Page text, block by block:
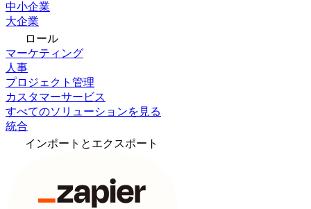
中小企業
大企業
ロール
マーケティング
人事
プロジェクト管理
カスタマーサービス
すべてのソリューションを見る
統合
インポートとエクスポート